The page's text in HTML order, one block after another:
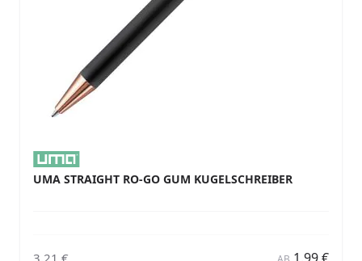
UMA STRAIGHT RO-GO GUM KUGELSCHREIBER
3,21 €